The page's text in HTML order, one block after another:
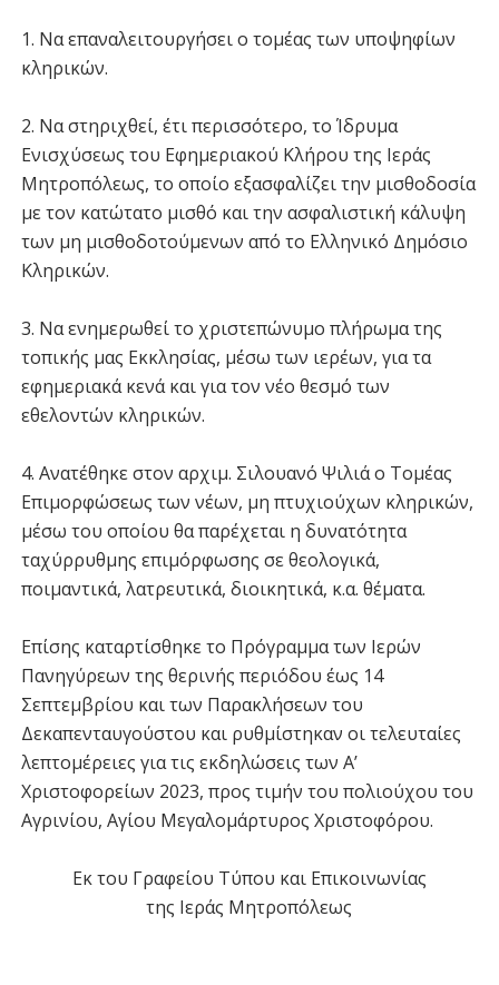
1. Να επαναλειτουργήσει ο τομέας των υποψηφίων
κληρικών.
2. Να στηριχθεί, έτι περισσότερο, το Ίδρυμα
Ενισχύσεως του Εφημεριακού Κλήρου της Ιεράς
Μητροπόλεως, το οποίο εξασφαλίζει την μισθοδοσία
με τον κατώτατο μισθό και την ασφαλιστική κάλυψη
των μη μισθοδοτούμενων από το Ελληνικό Δημόσιο
Κληρικών.
3. Να ενημερωθεί το χριστεπώνυμο πλήρωμα της
τοπικής μας Εκκλησίας, μέσω των ιερέων, για τα
εφημεριακά κενά και για τον νέο θεσμό των
εθελοντών κληρικών.
4. Ανατέθηκε στον αρχιμ. Σιλουανό Ψιλιά ο Τομέας
Επιμορφώσεως των νέων, μη πτυχιούχων κληρικών,
μέσω του οποίου θα παρέχεται η δυνατότητα
ταχύρρυθμης επιμόρφωσης σε θεολογικά,
ποιμαντικά, λατρευτικά, διοικητικά, κ.α. θέματα.
Επίσης καταρτίσθηκε το Πρόγραμμα των Ιερών
Πανηγύρεων της θερινής περιόδου έως 14
Σεπτεμβρίου και των Παρακλήσεων του
Δεκαπενταυγούστου και ρυθμίστηκαν οι τελευταίες
λεπτομέρειες για τις εκδηλώσεις των Α’
Χριστοφορείων 2023, προς τιμήν του πολιούχου του
Αγρινίου, Αγίου Μεγαλομάρτυρος Χριστοφόρου.
Εκ του Γραφείου Τύπου και Επικοινωνίας
της Ιεράς Μητροπόλεως